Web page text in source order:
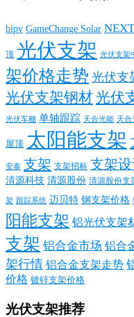
bipv GameChange Solar
顶 光伏支架 光伏支架
架价格走势 光伏支
光伏支架钢材光伏
光伏车棚 单轴跟踪 天合光能 天合
屋顶 太阳能支架
安泰 支架 支架招标 支架
清源科技 清源股份 清源股份支
架 跟踪系统 迈贝特 钢支架价格
阳能支架 铝光伏支架
支架 铝合金市场 铝合
架行情 铝合金支架走势
价格 镀锌支架价格
光伏支架推荐